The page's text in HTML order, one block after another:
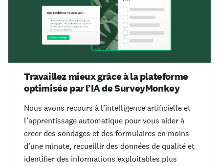
Travaillez mieux grâce à la plateforme
optimisée par l’IA de SurveyMonkey
Nous avons recours à l’intelligence artificielle et
l’apprentissage automatique pour vous aider à
créer des sondages et des formulaires en moins
d’une minute, recueillir des données de qualité et
identifier des informations exploitables plus